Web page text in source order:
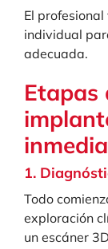
El
individual
adecuada.
Etapas
1.
Todo
exploración
un escáner